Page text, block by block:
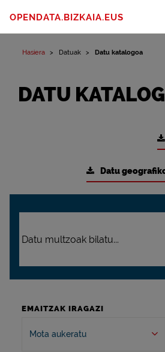
OPENDATA.BIZKAIA.EUS
Hasiera Datuak Datu katalogoa
DATU
Datu
EMAITZAK IRAGAZI
Mota aukeratu